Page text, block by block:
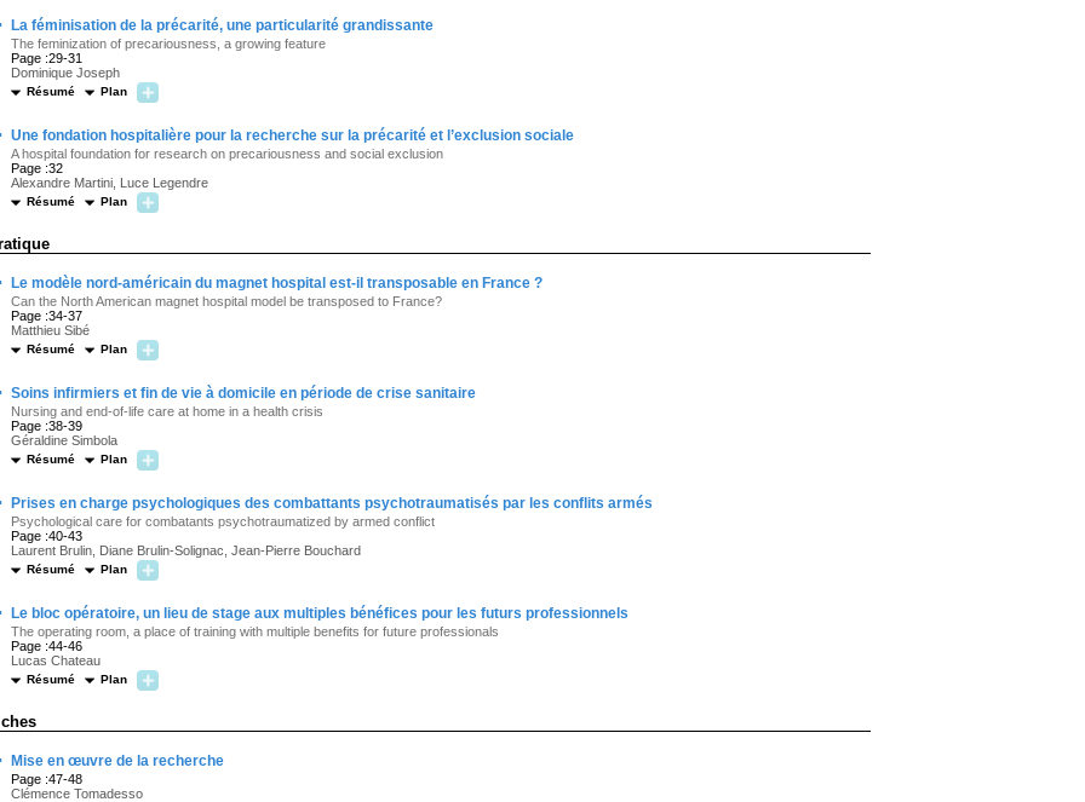
La féminisation de la précarité, une particularité grandissante
The feminization of precariousness, a growing feature
Page :29-31
Dominique Joseph
Résumé Plan
Une fondation hospitalière pour la recherche sur la précarité et l’exclusion sociale
A hospital foundation for research on precariousness and social exclusion
Page :32
Alexandre Martini, Luce Legendre
Résumé Plan
Le modèle nord-américain du magnet hospital est-il transposable en France ?
Can the North American magnet hospital model be transposed to France?
Page :34-37
Matthieu Sibé
Résumé Plan
Soins infirmiers et fin de vie à domicile en période de crise sanitaire
Nursing and end-of-life care at home in a health crisis
Page :38-39
Géraldine Simbola
Résumé Plan
Prises en charge psychologiques des combattants psychotraumatisés par les conflits armés
Psychological care for combatants psychotraumatized by armed conflict
Page :40-43
Laurent Brulin, Diane Brulin-Solignac, Jean-Pierre Bouchard
Résumé Plan
Le bloc opératoire, un lieu de stage aux multiples bénéfices pour les futurs professionnels
The operating room, a place of training with multiple benefits for future professionals
Page :44-46
Lucas Chateau
Résumé Plan
Mise en œuvre de la recherche
Page :47-48
Clémence Tomadesso